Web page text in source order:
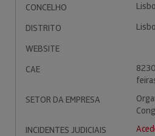
CONCELHO
DISTRITO
WEBSITE
CAE
SETOR DA EMPRESA
INCIDENTES JUDICIAIS